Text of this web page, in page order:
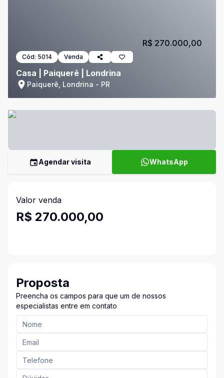
Cód: 5014 Venda
Casa | Paiquerê | Londrina
Paiquerê, Londrina - PR
R$ 270.000,00
Agendar visita WhatsApp
Valor venda
R$ 270.000,00
Proposta
Preencha os campos para que um de nossos
especialistas entre em contato